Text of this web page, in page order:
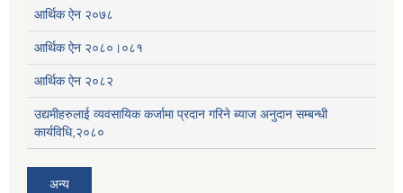
आर्थिक ऐन २०७८
आर्थिक ऐन २०८०।०८१
आर्थिक ऐन २०८२
उद्यमीहरुलाई व्यवसायिक कर्जामा प्रदान गरिने ब्याज अनुदान सम्बन्धी
कार्यविधि,२०८०
अन्य